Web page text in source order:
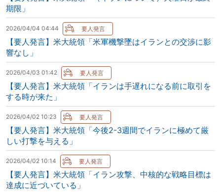
期限」
2026/04/04 04:44
【要人発言】米大統領「米軍機撃墜はイランとの交渉に影
響なし」
2026/04/03 01:42
【要人発言】米大統領「イランは手遅れになる前に取引を
する時が来た」
2026/04/02 10:23
【要人発言】米大統領「今後2-3週間でイランに極めて厳
しい打撃を与える」
2026/04/02 10:14
【要人発言】米大統領「イラン攻撃、中核的な戦略目標は
達成に近づいている」